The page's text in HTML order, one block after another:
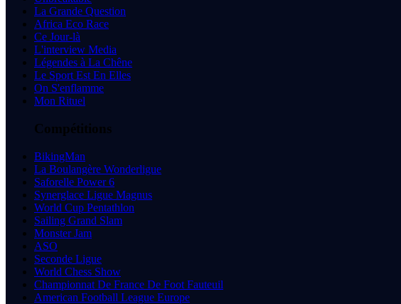
La Grande Question
Africa Eco Race
Ce Jour-là
L'interview Media
Légendes à La Chêne
Le Sport Est En Elles
On S'enflamme
Mon Rituel
Compétitions
BikingMan
La Boulangère Wonderligue
Saforelle Power 6
Synerglace Ligue Magnus
World Cup Pentathlon
Sailing Grand Slam
Monster Jam
ASO
Seconde Ligue
World Chess Show
Championnat De France De Foot Fauteuil
American Football League Europe